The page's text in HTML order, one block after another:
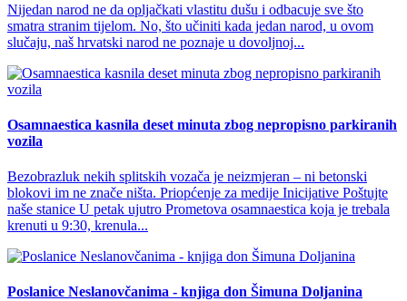
Nijedan narod ne da opljačkati vlastitu dušu i odbacuje sve što
smatra stranim tijelom. No, što učiniti kada jedan narod, u ovom
slučaju, naš hrvatski narod ne poznaje u dovoljnoj...
Osamnaestica kasnila deset minuta zbog nepropisno parkiranih
vozila
Bezobrazluk nekih splitskih vozača je neizmjeran – ni betonski
blokovi im ne znače ništa. Priopćenje za medije Inicijative Poštujte
naše stanice U petak ujutro Prometova osamnaestica koja je trebala
krenuti u 9:30, krenula...
Poslanice Neslanovčanima - knjiga don Šimuna Doljanina